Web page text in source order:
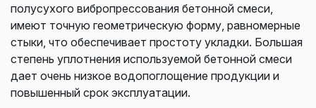
полусухого вибропрессования бетонной смеси,
имеют точную геометрическую форму, равномерные
стыки, что обеспечивает простоту укладки. Большая
степень уплотнения используемой бетонной смеси
дает очень низкое водопоглощение продукции и
повышенный срок эксплуатации.